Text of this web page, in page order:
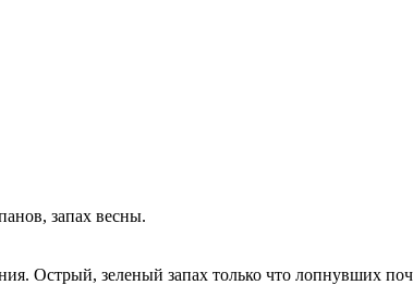
запах весны.
Острый, зеленый запах только что лопнувших